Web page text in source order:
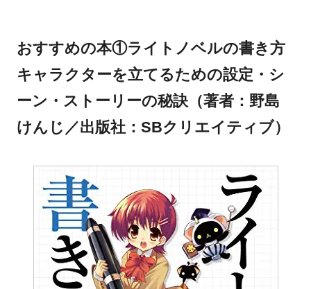
おすすめの本①ライトノベルの書き方
キャラクターを立てるための設定・シ
ーン・ストーリーの秘訣（著者：野島
けんじ／出版社：‎SBクリエイティブ）